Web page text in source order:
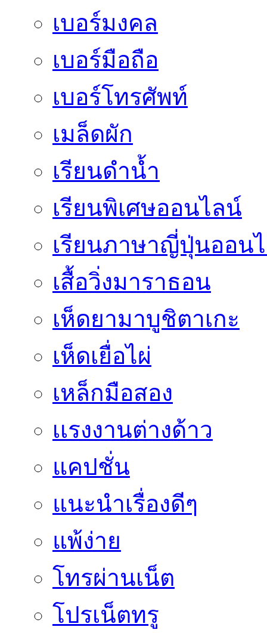
เบอร์มงคล
เบอร์มือถือ
เบอร์โทรศัพท์
เมล็ดผัก
เรียนดำน้ำ
เรียนพิเศษออนไลน์
เรียนภาษาญี่ปุ่นออน
เสื้อวิ่งมาราธอน
เห็ดยามาบูชิตาเกะ
เห็ดเยื่อไผ่
เหล็กมือสอง
เเรงงานต่างด้าว
แคปชั่น
แนะนำเรื่องดีๆ
แพ้ง่าย
โทรผ่านเน็ต
โปรเน็ตทรู